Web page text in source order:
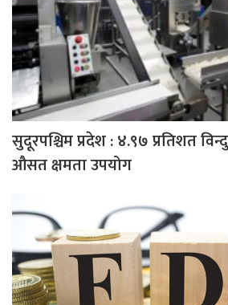
सुदूरपश्चिम प्रदेश : ४.९७ प्रतिशत
औसत क्षमता उपयोग